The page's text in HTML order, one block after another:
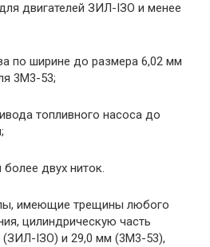
двигателей ЗИЛ-ІЗО и менее
по ширине до размера 6,02 мм
3M3-53;
топливного насоса до
двух ниток.
имеющие трещины любого
цилиндрическую часть
ІЗО) и 29,0 мм (3M3-53),